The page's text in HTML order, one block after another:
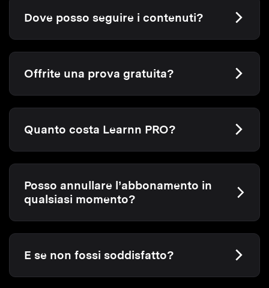
Dove posso seguire i contenuti?
Offrite una prova gratuita?
Quanto costa Learnn PRO?
Posso annullare l’abbonamento in
qualsiasi momento?
E se non fossi soddisfatto?